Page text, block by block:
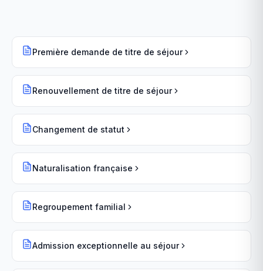
Première demande de titre de séjour
Renouvellement de titre de séjour
Changement de statut
Naturalisation française
Regroupement familial
Admission exceptionnelle au séjour